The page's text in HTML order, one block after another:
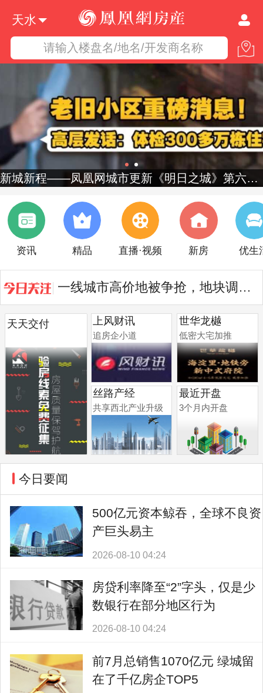
天水
请输入楼盘名/地名/开发商名称
新城新程——凤凰网城市更新《明日之城》第六季启幕
资讯 精品 直播·视频 新房 优生
北京五环内购房门槛降低，楼市再迎...
一线城市高价地被争抢，地块调规后...
天天交付 上风财讯
追房企小道
丝路产经
共享西北产业升级
世华龙樾
低密大宅加推
最近开盘
3个月内开盘
今日要闻
500亿元资本鲸吞，全球不良资
产巨头易主
2026-08-10 04:24
房贷利率降至“2”字头，仅是少
数银行在部分地区行为
2026-08-10 04:24
前7月总销售1070亿元 绿城留
在了千亿房企TOP5